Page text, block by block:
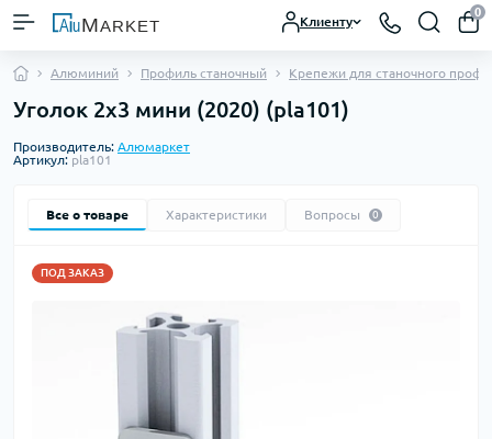
Клиенту
0
Алюминий Профиль станочный Крепежи для станочного
Уголок 2х3 мини (2020) (pla101)
Производитель: Алюмаркет
Артикул: pla101
Все о товаре Характеристики Вопросы 0
ПОД ЗАКАЗ